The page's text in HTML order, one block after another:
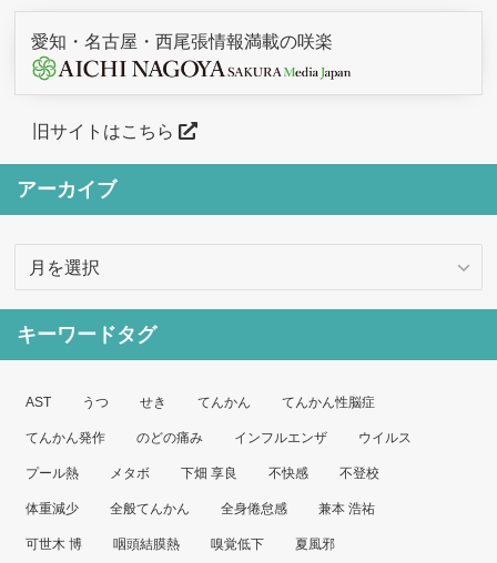
愛知・名古屋・西尾張情報満載の咲楽
旧サイトはこちら
アーカイブ
カ
イ
キーワードタグ
AST うつ せき てんかん てんかん性脳症
てんかん発作 のどの痛み インフルエンザ ウイルス
プール熱 メタボ 下畑 享良 不快感 不登校
体重減少 全般てんかん 全身倦怠感 兼本 浩祐
可世木 博 咽頭結膜熱 嗅覚低下 夏風邪